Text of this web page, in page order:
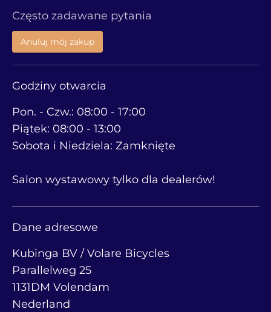
Często zadawane pytania
Anuluj mój zakup
Godziny otwarcia
Pon. - Czw.: 08:00 - 17:00
Piątek: 08:00 - 13:00
Sobota i Niedziela: Zamknięte
Salon wystawowy tylko dla dealerów!
Dane adresowe
Kubinga BV / Volare Bicycles
Parallelweg 25
1131DM Volendam
Nederland